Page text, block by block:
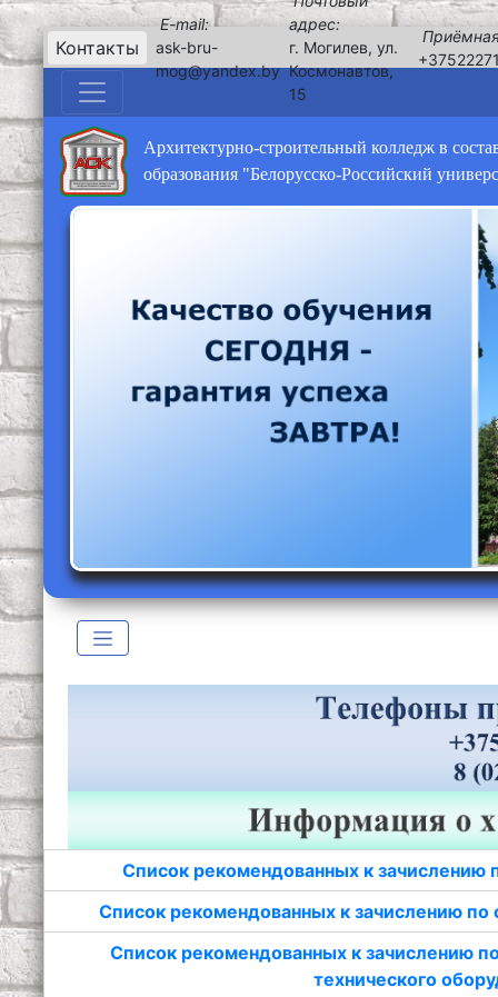
Контакты
E-mail:
ask-bru-
mog@yandex.by
адрес:
г. Могилев, ул.
Космонавтов,
15
Архитектурно-строительный колледж в
образования "Белорусско-Российский
Список рекомендованных к зачислению
Список рекомендованных к зачислению
Список рекомендованных к зачислению
технического